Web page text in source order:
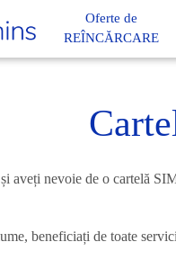
Oferte de
REÎNCĂRCARE
și aveți nevoie de o cartelă
beneficiați de toate